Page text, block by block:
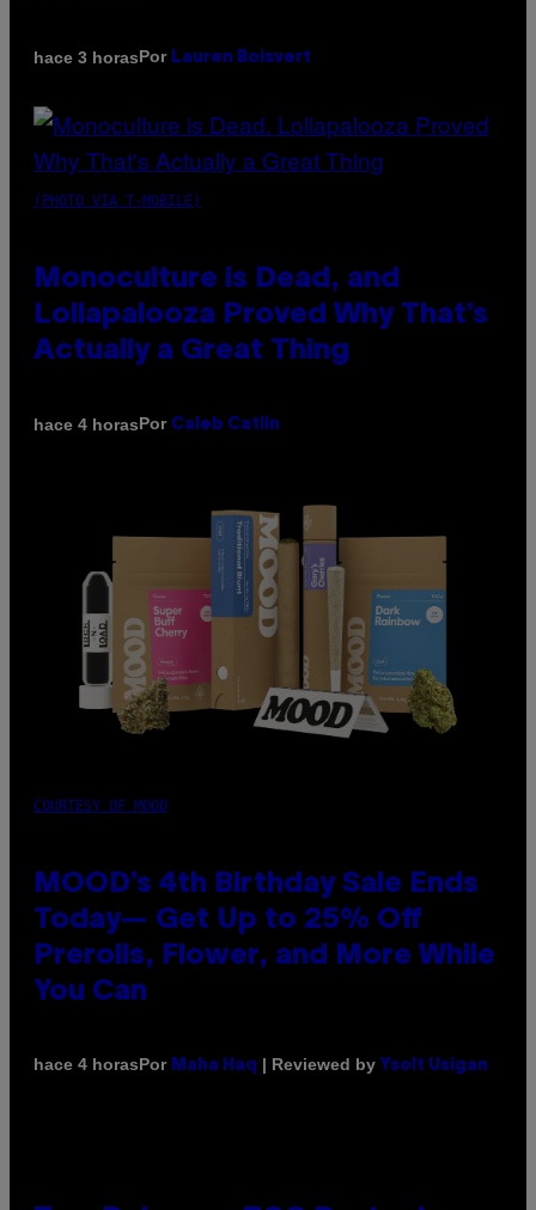
hace 3 horasPor Lauren Boisvert
(PHOTO VIA T-MOBILE)
Monoculture is Dead, and
Lollapalooza Proved Why That’s
Actually a Great Thing
hace 4 horasPor Caleb Catlin
COURTESY OF MOOD
MOOD’s 4th Birthday Sale Ends
Today— Get Up to 25% Off
Prerolls, Flower, and More While
You Can
hace 4 horasPor Maha Haq | Reviewed by Ysolt Usigan